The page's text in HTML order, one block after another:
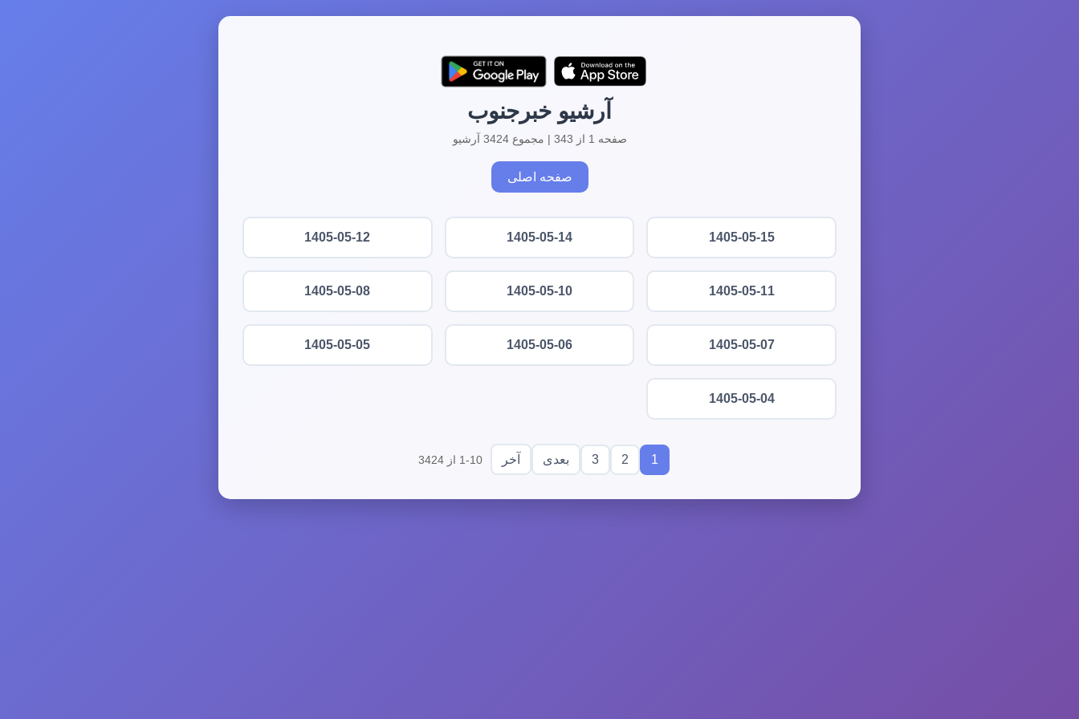
آرشیو خبرجنوب
صفحه 1 از 343 | مجموع 3424 آرشیو
صفحه اصلی
1405-05-15
1405-05-14
1405-05-12
1405-05-11
1405-05-10
1405-05-08
1405-05-07
1405-05-06
1405-05-05
1405-05-04
1
2
3 بعدی آخر 1-10 از 3424